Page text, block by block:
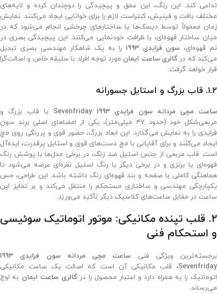
تداعی کند. این رنگ، این عمق و پیچیدگی را دوچندان کرده و لایه‌های
مختلف بافت و فینیش، کنتراست لازم را برای خوانایی ایجاد می‌کنند. نمایش
زمان معمولاً توسط دیسک‌ها یا ساختارهای چرخشی انجام می‌شود که در
میان ساختار قهوه‌ای، با ظرافت خودنمایی می‌کنند. این پیچیدگی بصری در
تم قهوه‌ای، سون فرایدی 1993
را به یک شاهکار مهندسی بصری تبدیل
می‌کند که درگالری ساعت ایمان مورد توجه افراد با سلیقه خاص و اصالت‌گرا
قرار خواهد گرفت.
۱.۲. قاب بزرگ و استایل جسورانه
ساعت مچی مردانه سون فرایدی 1993 Sevenfriday
با قاب بزرگ و
مربعی‌شکل خود (حدود ۴۷ میلی‌متر)، یکی از امضاهای اصلی برند سون
فرایدی را به نمایش می‌گذارد. این ابعاد بزرگ، حضور قوی و پررنگی روی مچ
ایجاد می‌کنند و برای آقایانی با مچ دست‌های قوی و استایل پرقدرت، ایده‌آل
است. قاب مربعی از جنس استیل ضد زنگ، در برخی مدل‌ها با پوشش رنگ
قهوه‌ای یا برنزی و در برخی دیگر با رنگ استیل نقره‌ای عرضه می‌شود تا
هماهنگی کاملی با صفحه و بند قهوه‌ای رنگ داشته باشد. این طراحی، حس
یکپارچگی مهندسی و ساختاری مستحکم را منتقل می‌کند و بر تمایز این
ساعت در مقابل ساعت‌های کلاسیک دیگر تأکید می‌ورزد.
۲. قلب تپنده مکانیکی: موتور اتوماتیک سوئیسی
و استحکام فنی
برجسته‌ترین ویژگی فنی
ساعت مچی مردانه سون فرایدی 1993
Sevenfriday، قلب مکانیکی آن است که اصالت یک ساعت مکانیکی
اتوماتیک را به همراه دارد و اعتبار محصول را درگالری ساعت ایمان به اوج
می‌رساند.